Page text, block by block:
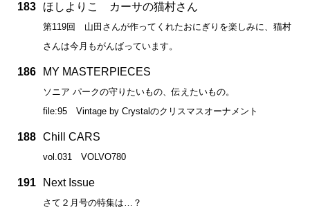
183 ほしよりこ カーサの猫村さん
第119回 山田さんが作ってくれたおにぎりを楽しみに、猫村
さんは今月もがんばっています。
186 MY MASTERPIECES
ソニア パークの守りたいもの、伝えたいもの。
file:95 Vintage by Crystalのクリスマスオーナメント
188 Chill CARS
vol.031 VOLVO780
191 Next Issue
さて２月号の特集は…？